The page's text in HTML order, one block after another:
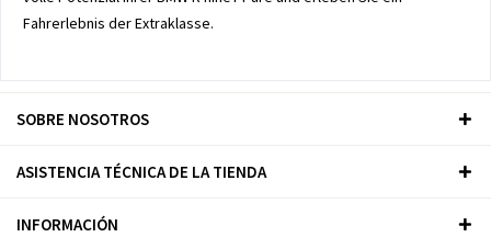
Fahrerlebnis der Extraklasse.
SOBRE NOSOTROS
ASISTENCIA TÉCNICA DE LA TIENDA
INFORMACIÓN